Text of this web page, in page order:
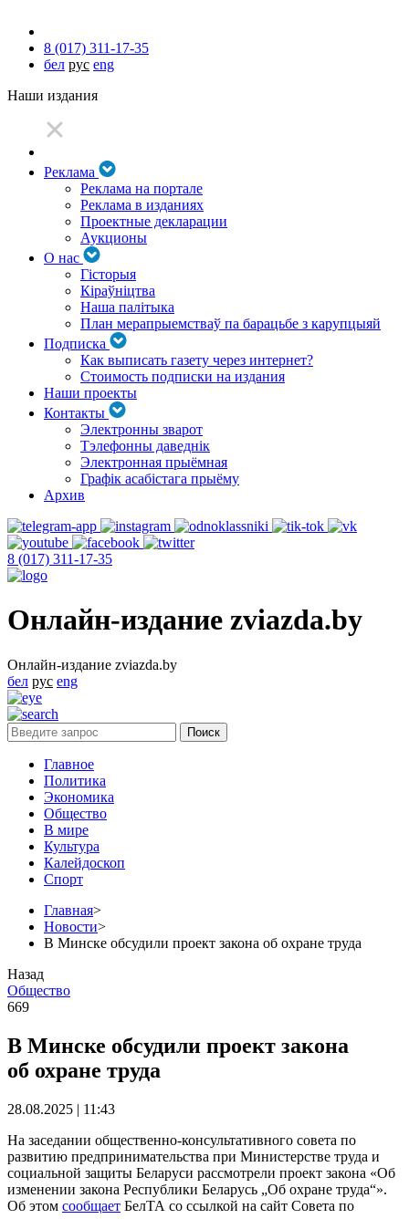
8 (017) 311-17-35
бел рус eng
Наши издания
Реклама
Реклама на портале
Реклама в изданиях
Проектные декларации
Аукционы
О нас
Гісторыя
Кіраўніцтва
Наша палітыка
План мерапрыемстваў па барацьбе з карупцыяй
Подписка
Как выписать газету через интернет?
Стоимость подписки на издания
Наши проекты
Контакты
Электронны зварот
Тэлефонны даведнік
Электронная прыёмная
Графік асабістага прыёму
Архив
8 (017) 311-17-35
Онлайн-издание zviazda.by
Онлайн-издание zviazda.by
бел рус eng
Главное
Политика
Экономика
Общество
В мире
Культура
Калейдоскоп
Спорт
Главная>
Новости>
В Минске обсудили проект закона об охране труда
Назад
Общество
669
В Минске обсудили проект закона
об охране труда
28.08.2025 | 11:43
На заседании общественно-консультативного совета по
развитию предпринимательства при Министерстве труда и
социальной защиты Беларуси рассмотрели проект закона «Об
изменении закона Республики Беларусь „Об охране труда“».
Об этом сообщает БелТА со ссылкой на сайт Совета по